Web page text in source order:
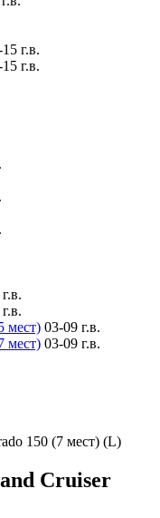
г.в.
г.в.
мест) 03-09 г.в.
мест) 03-09 г.в.
150 (7 мест) (L)
Cruiser